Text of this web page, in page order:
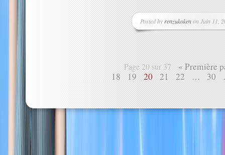
Posted by renzukokenon Juin 11,
Page 20 sur 37
« Première
18
19 20 21 22 … 30